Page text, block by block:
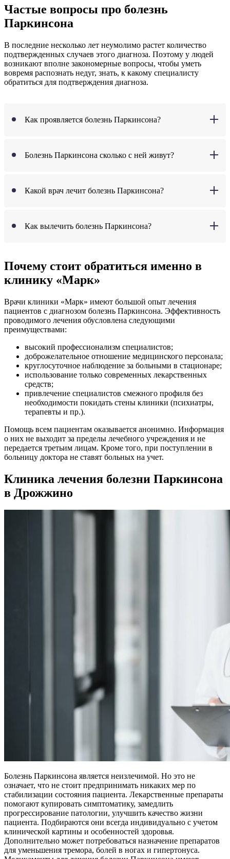
Частые вопросы про болезнь
Паркинсона
В последние несколько лет неумолимо растет количество
подтвержденных случаев этого диагноза. Поэтому у людей
возникают вполне закономерные вопросы, чтобы уметь
вовремя распознать недуг, знать, к какому специалисту
обратиться для подтверждения диагноза.
Как проявляется болезнь Паркинсона?
Болезнь Паркинсона сколько с ней живут?
Какой врач лечит болезнь Паркинсона?
Как вылечить болезнь Паркинсона?
Почему стоит обратиться именно в
клинику «Марк»
Врачи клиники «Марк» имеют большой опыт лечения
пациентов с диагнозом болезнь Паркинсона. Эффективность
проводимого лечения обусловлена следующими
преимуществами:
высокий профессионализм специалистов;
доброжелательное отношение медицинского персонала;
круглосуточное наблюдение за больными в стационаре;
использование только современных лекарственных
средств;
привлечение специалистов смежного профиля без
необходимости покидать стены клиники (психиатры,
терапевты и пр.).
Помощь всем пациентам оказывается анонимно. Информация
о них не выходит за пределы лечебного учреждения и не
передается третьим лицам. Кроме того, при поступлении в
больницу доктора не ставят больных на учет.
Клиника лечения болезни Паркинсона
в Дрожжино
Болезнь Паркинсона является неизлечимой. Но это не
означает, что не стоит предпринимать никаких мер по
стабилизации состояния пациента. Лекарственные препараты
помогают купировать симптоматику, замедлить
прогрессирование патологии, улучшить качество жизни
пациента. Подбираются они всегда индивидуально с учетом
клинической картины и особенностей здоровья.
Дополнительно может потребоваться назначение препаратов
для уменьшения тремора, болей в ногах и гипертонуса.